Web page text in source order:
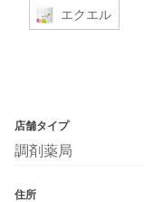
エクエル
店舗タイプ
調剤薬局
住所